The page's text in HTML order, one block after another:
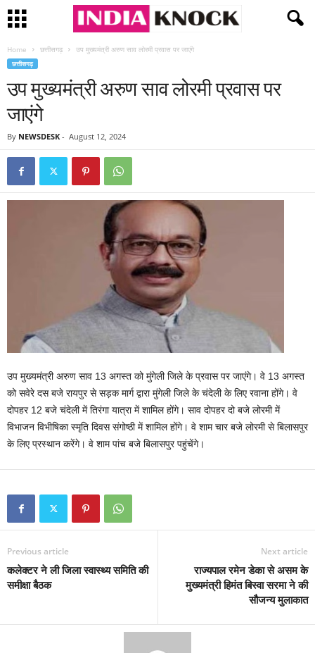
Home छत्तीसगढ़ उप मुख्यमंत्री अरुण साव लोरमी प्रवास पर जाएंगे
छत्तीसगढ़
उप मुख्यमंत्री अरुण साव लोरमी प्रवास पर
जाएंगे
By NEWSDESK - August 12, 2024
उप मुख्यमंत्री अरुण साव 13 अगस्त को मुंगेली जिले के प्रवास पर जाएंगे। वे 13 अगस्त
को सवेरे दस बजे रायपुर से सड़क मार्ग द्वारा मुंगेली जिले के चंदेली के लिए रवाना होंगे। वे
दोपहर 12 बजे चंदेली में तिरंगा यात्रा में शामिल होंगे। साव दोपहर दो बजे लोरमी में
विभाजन विभीषिका स्मृति दिवस संगोष्ठी में शामिल होंगे। वे शाम चार बजे लोरमी से बिलासपुर
के लिए प्रस्थान करेंगे। वे शाम पांच बजे बिलासपुर पहुंचेंगे।
Previous article
कलेक्टर ने ली जिला स्वास्थ्य समिति की
समीक्षा बैठक
Next article
राज्यपाल रमेन डेका से असम के
मुख्यमंत्री हिमंत बिस्वा सरमा ने की
सौजन्य मुलाकात